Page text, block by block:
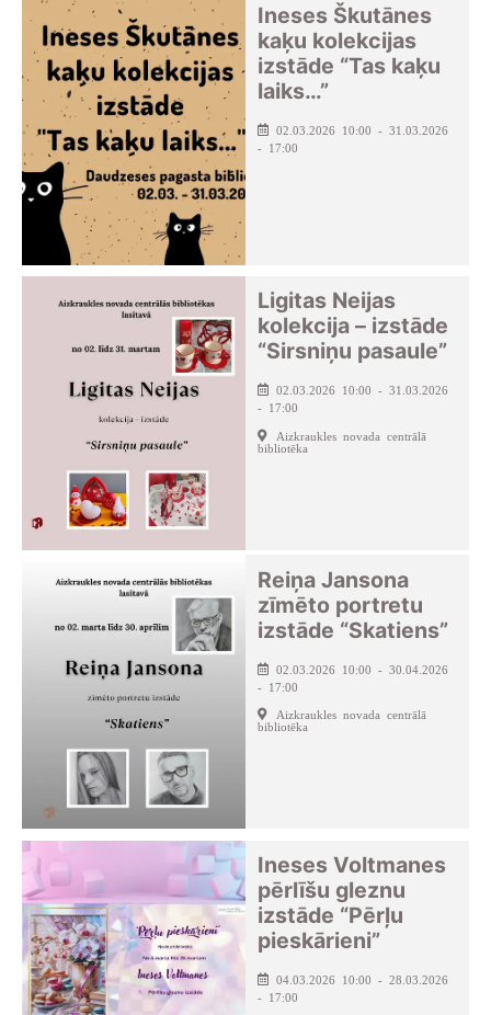
Ineses Škutānes
kaķu kolekcijas
izstāde “Tas kaķu
laiks…”
02.03.2026 10:00 - 31.03.2026
- 17:00
Ligitas Neijas
kolekcija – izstāde
“Sirsniņu pasaule”
02.03.2026 10:00 - 31.03.2026
- 17:00
Aizkraukles novada centrālā
bibliotēka
Reiņa Jansona
zīmēto portretu
izstāde “Skatiens”
02.03.2026 10:00 - 30.04.2026
- 17:00
Aizkraukles novada centrālā
bibliotēka
Ineses Voltmanes
pērlīšu gleznu
izstāde “Pērļu
pieskārieni”
04.03.2026 10:00 - 28.03.2026
- 17:00